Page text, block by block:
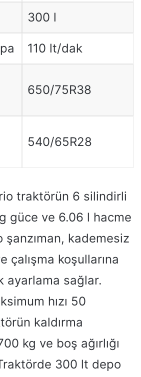
300 l
110 lt/dak
650/75R38
540/65R28
traktörün 6 silindirli
güce ve 6.06 l hacme
şanzıman, kademesiz
çalışma koşullarına
ayarlama sağlar.
hızı 50
kaldırma
kg ve boş ağırlığı
300 lt depo